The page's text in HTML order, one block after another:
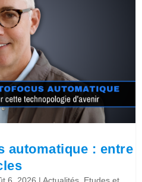
automatique : entre